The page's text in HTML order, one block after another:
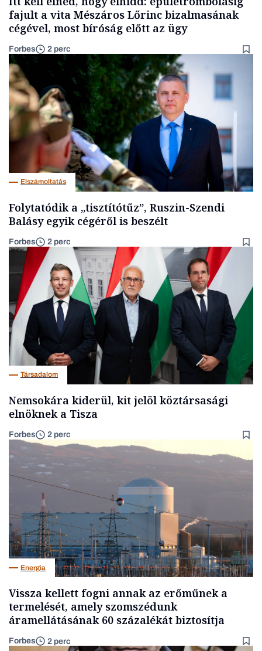
fajult a vita Mészáros Lőrinc bizalmasának
cégével, most bíróság előtt az ügy
Forbes 2 perc
Elszámoltatás
Folytatódik a „tisztítótűz”, Ruszin-Szendi
Balásy egyik cégéről is beszélt
Forbes 2 perc
Társadalom
Nemsokára kiderül, kit jelöl köztársasági
elnöknek a Tisza
Forbes 2 perc
Energia
Vissza kellett fogni annak az erőműnek a
termelését, amely szomszédunk
áramellátásának 60 százalékát biztosítja
Forbes 2 perc